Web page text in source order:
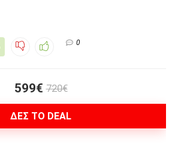
0
599€ 720€
ΔΕΣ ΤΟ DEAL